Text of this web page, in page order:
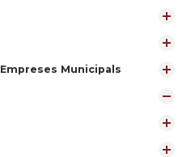
Municipals